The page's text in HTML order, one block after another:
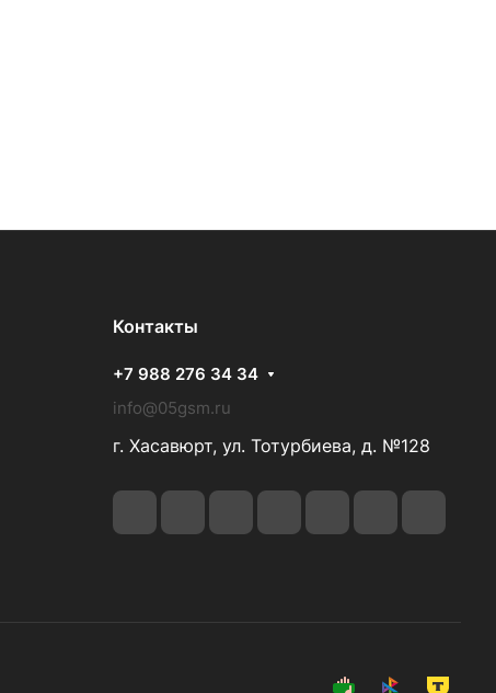
Контакты
+7 988 276 34 34
info@05gsm.ru
г. Хасавюрт, ул. Тотурбиева, д. №128